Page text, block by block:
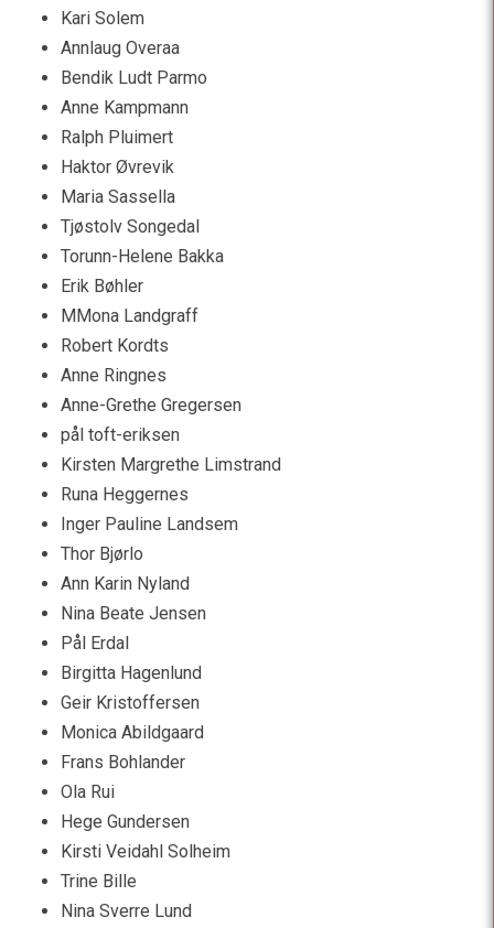
Kari Solem
Annlaug Overaa
Bendik Ludt Parmo
Anne Kampmann
Ralph Pluimert
Haktor Øvrevik
Maria Sassella
Tjøstolv Songedal
Torunn-Helene Bakka
Erik Bøhler
MMona Landgraff
Robert Kordts
Anne Ringnes
Anne-Grethe Gregersen
pål toft-eriksen
Kirsten Margrethe Limstrand
Runa Heggernes
Inger Pauline Landsem
Thor Bjørlo
Ann Karin Nyland
Nina Beate Jensen
Pål Erdal
Birgitta Hagenlund
Geir Kristoffersen
Monica Abildgaard
Frans Bohlander
Ola Rui
Hege Gundersen
Kirsti Veidahl Solheim
Trine Bille
Nina Sverre Lund